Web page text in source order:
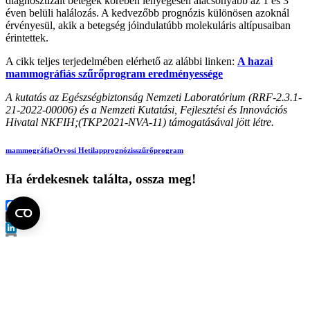
éven belüli halálozás. A kedvezőbb prognózis különösen azoknál
érvényesül, akik a betegség jóindulatúbb molekuláris altípusaiban
érintettek.
A cikk teljes terjedelmében elérhető az alábbi linken: A hazai
mammográfiás szűrőprogram eredményessége
A kutatás az Egészségbiztonság Nemzeti Laboratórium (RRF-2.3.1-
21-2022-00006) és a Nemzeti Kutatási, Fejlesztési és Innovációs
Hivatal NKFIH;(TKP2021-NVA-11) támogatásával jött létre.
mammográfiaOrvosi Hetilapprognózisszűrőprogram
Ha érdekesnek találta, ossza meg!
Facebook
X
LinkedIn